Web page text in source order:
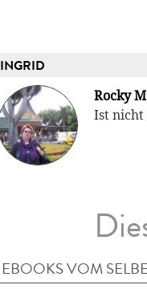
INGRID
Rocky
Ist nicht
EBOOKS VOM